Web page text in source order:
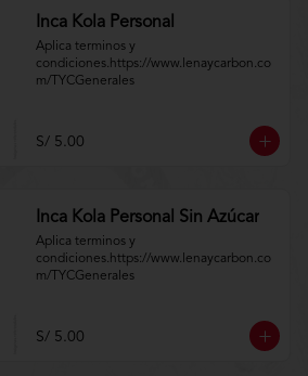
Inca Kola Personal
Aplica terminos y
condiciones.https://www.lenaycarbon.co
m/TYCGenerales
S/ 5.00
Inca Kola Personal Sin Azúcar
Aplica terminos y
condiciones.https://www.lenaycarbon.co
m/TYCGenerales
S/ 5.00